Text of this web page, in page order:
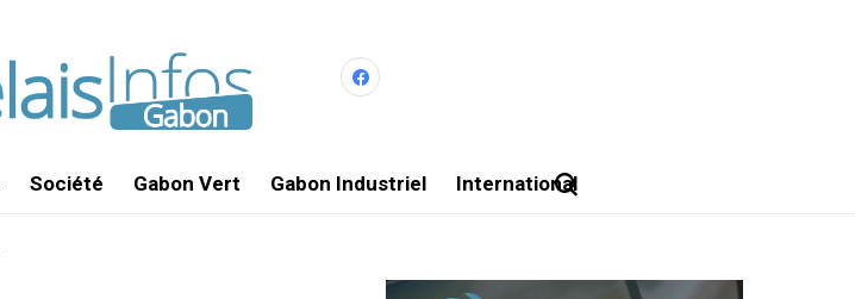
Société Gabon Vert Gabon Industriel International